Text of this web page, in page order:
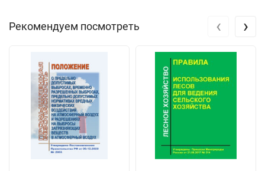
Рекомендуем посмотреть ‹ ›